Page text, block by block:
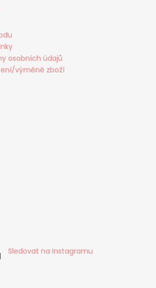
osobních údajů
výměně zboží
Sledovat na Instagramu